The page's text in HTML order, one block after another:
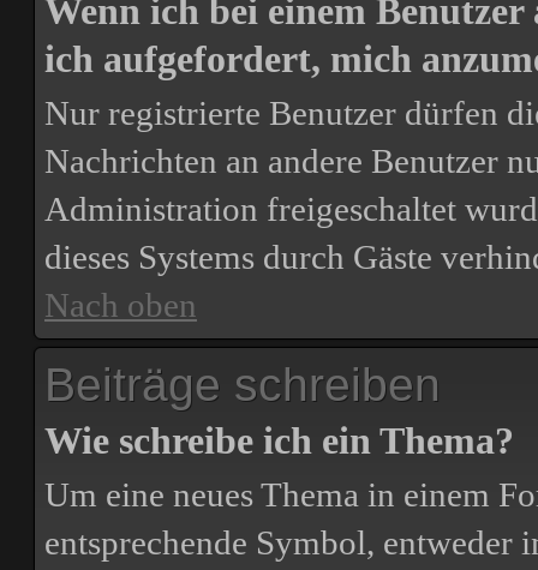
Wenn ich bei einem
ich aufgefordert, mich
Nur registrierte Benutzer dürfen
Nachrichten an andere Benutzer
Administration freigeschaltet
dieses Systems durch Gäste
Nach oben
Beiträge schreiben
Wie schreibe ich ein Thema?
Um eine neues Thema in einem
entsprechende Symbol, entweder